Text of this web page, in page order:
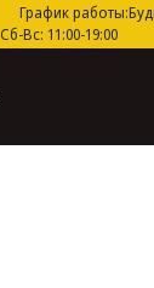
График работы:
Сб-Вс: 11:00-19:00